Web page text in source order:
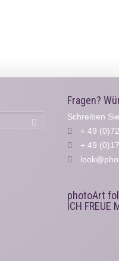
Fragen?
+ 49
+ 49
photoArt
ICH FREUE